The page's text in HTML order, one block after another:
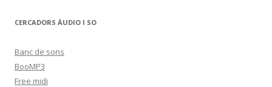
CERCADORS ÀUDIO I SO
Banc de sons
BooMP3
Free midi